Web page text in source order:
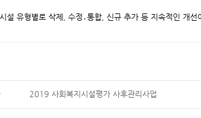
설 유형별로 삭제, 수정․통합, 신규 추가 등 지속적인 개선
2019 사회복지시설평가 사후관리사업